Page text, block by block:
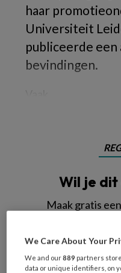
haar
Universiteit
publiceerde
bevindingen.
Wil je
Maak gratis
Al een account
We Care About Your
We and our889 partners
data or unique identifiers, on